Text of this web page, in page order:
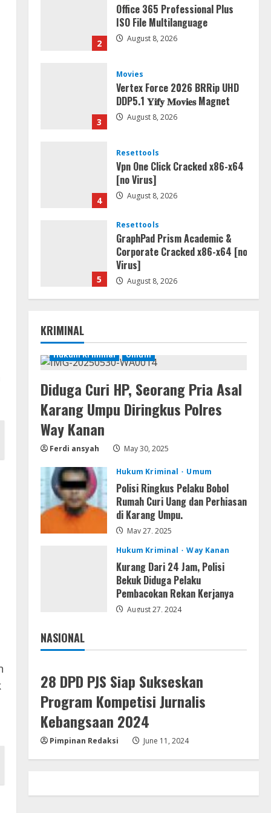
2
Office 365 Professional Plus
ISO File Multilanguage
August 8, 2026
3
Movies
Vertex Force 2026 BRRip UHD
DDP5.1 𝐘𝐢𝐟𝐲 𝐌𝐨𝐯𝐢𝐞𝐬 Magnet
August 8, 2026
4
Resettools
Vpn One Click Cracked x86-x64
[no Virus]
August 8, 2026
5
Resettools
GraphPad Prism Academic &
Corporate Cracked x86-x64 [no
Virus]
August 8, 2026
1 August 8, 2026
2
Img
Office 365 Professional Plus
ISO File Multilanguage
3
Movies
Vertex Force 2026 BRRip UHD
DDP5.1 𝐘𝐢𝐟𝐲 𝐌𝐨𝐯𝐢𝐞𝐬 Magnet
August 8, 2026
Resettools
Vpn One Click Cracked x86-x64
[no Virus]
August 8, 2026
August 8, 2026
KRIMINAL
Hukum Kriminal Umum
Diduga Curi HP, Seorang Pria Asal
Karang Umpu Diringkus Polres
Way Kanan
Ferdi ansyah May 30, 2025
Hukum Kriminal Umum
Polisi Ringkus Pelaku Bobol
Rumah Curi Uang dan Perhiasan
di Karang Umpu.
May 27, 2025
Hukum Kriminal
Way Kanan
Kurang Dari 24 Jam, Polisi
Bekuk Diduga Pelaku
Pembacokan Rekan Kerjanya
August 27, 2024
NASIONAL
Jakarta
28 DPD PJS Siap Sukseskan
Program Kompetisi Jurnalis
Kebangsaan 2024
Pimpinan Redaksi June 11, 2024